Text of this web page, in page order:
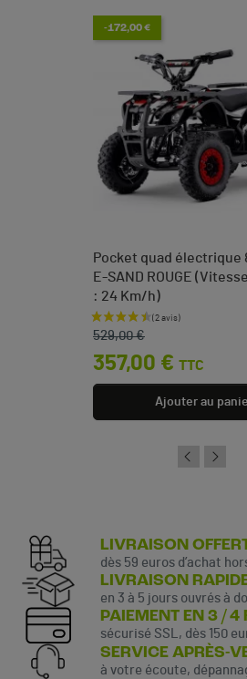
-172,00 €
Pocket quad électrique
E-SAND ROUGE
: 24 Km/h)
Prix de base
529,00 €
Prix
357,00 € TTC
Ajouter au
LIVRAISON
dès 59 euros d’achat
LIVRAISON
en 3 à 5 jours ouvrés à
PAIEMENT EN 3 / 4
sécurisé SSL, dès 150
SERVICE APRÈS-
à votre écoute,